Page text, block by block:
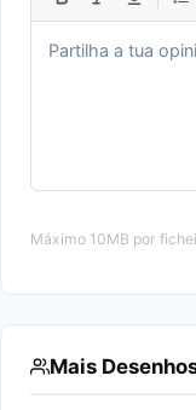
Máximo 10MB por
Mais